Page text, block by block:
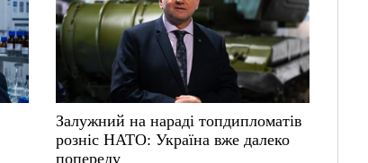
Залужний на нараді топдипломатів
розніс НАТО: Україна вже далеко
попереду